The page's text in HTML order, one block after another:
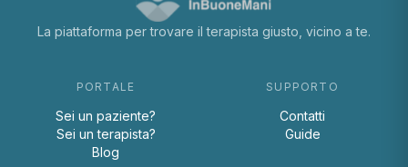
La piattaforma per trovare il terapista giusto, vicino a te.
PORTALE
Sei un paziente?
Sei un terapista?
Blog
SUPPORTO
Contatti
Guide